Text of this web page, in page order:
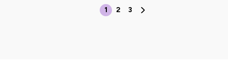
1 2 3